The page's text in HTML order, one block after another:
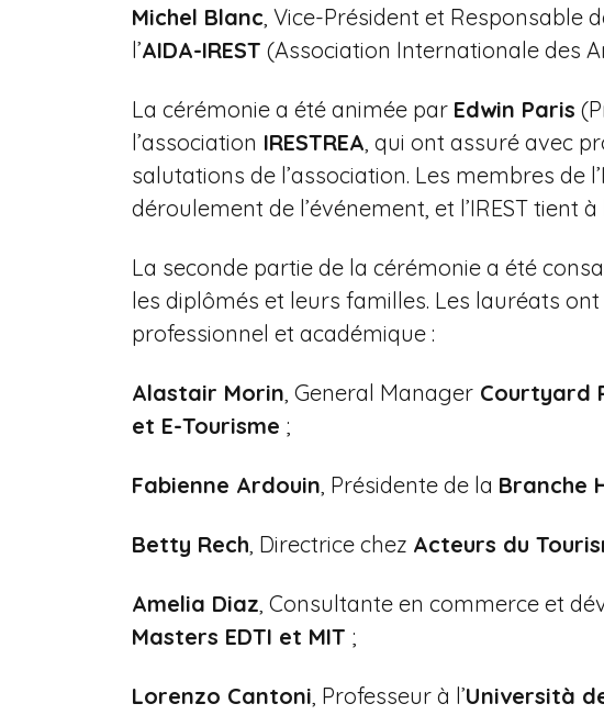
Michel Blanc, Vice-Président et Responsable
l’AIDA-IREST (Association Internationale des
La cérémonie a été animée par Edwin Paris
l’association IRESTREA, qui ont assuré avec
salutations de l’association. Les membres de
déroulement de l’événement, et l’IREST
La seconde partie de la cérémonie a été
les diplômés et leurs familles. Les lauréats
professionnel et académique :
Alastair Morin, General Manager Courtyard
et E-Tourisme ;
Fabienne Ardouin, Présidente de la Branche
Betty Rech, Directrice chez Acteurs du
Amelia Diaz, Consultante en commerce et
Masters EDTI et MIT ;
Lorenzo Cantoni, Professeur à l’Università